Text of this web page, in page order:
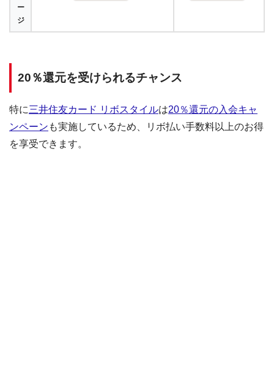
ー
ジ
20％還元を受けられるチャンス
特に三井住友カード リボスタイルは20％還元の入会キャ
ンペーン も実施しているため、リボ払い手数料以上のお得
を享受できます。